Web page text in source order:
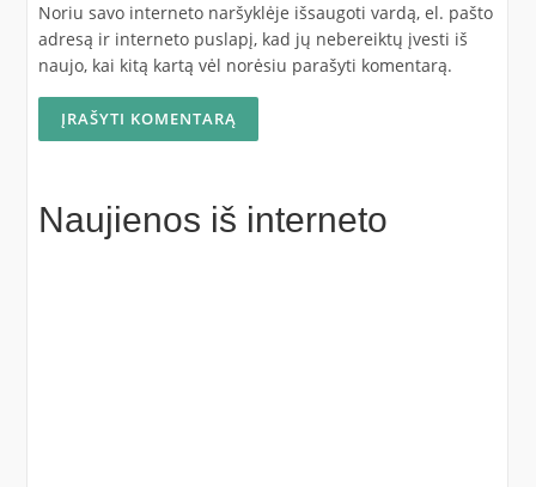
Noriu savo interneto naršyklėje išsaugoti vardą, el. pašto
adresą ir interneto puslapį, kad jų nebereiktų įvesti iš
naujo, kai kitą kartą vėl norėsiu parašyti komentarą.
Naujienos iš interneto